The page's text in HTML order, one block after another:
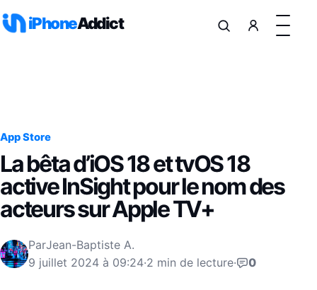
iPhoneAddict
App Store
La bêta d’iOS 18 et tvOS 18
active InSight pour le nom des
acteurs sur Apple TV+
ParJean-Baptiste A.
9 juillet 2024 à 09:24·2 min de lecture· 0